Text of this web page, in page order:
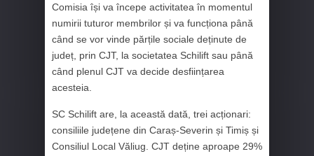
Comisia își va începe activitatea în momentul
numirii tuturor membrilor și va funcționa până
când se vor vinde părțile sociale deținute de
județ, prin CJT, la societatea Schilift sau până
când plenul CJT va decide desființarea
acesteia.
SC Schilift are, la această dată, trei acționari:
consiliile județene din Caraș-Severin și Timiș și
Consiliul Local Văliug. CJT deține aproape 29%